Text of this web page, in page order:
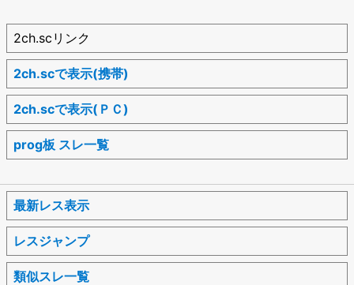
2ch.scリンク
2ch.scで表示(携帯)
2ch.scで表示(ＰＣ)
prog板 スレ一覧
最新レス表示
レスジャンプ
類似スレ一覧